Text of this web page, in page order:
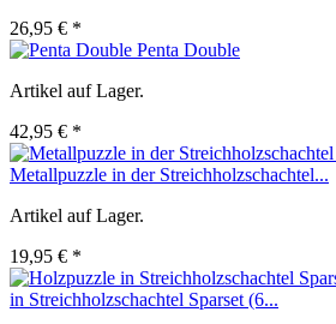
26,95 € *
Penta Double
Artikel auf Lager.
42,95 € *
Metallpuzzle in der Streichholzschachtel...
Artikel auf Lager.
19,95 € *
in Streichholzschachtel Sparset (6...